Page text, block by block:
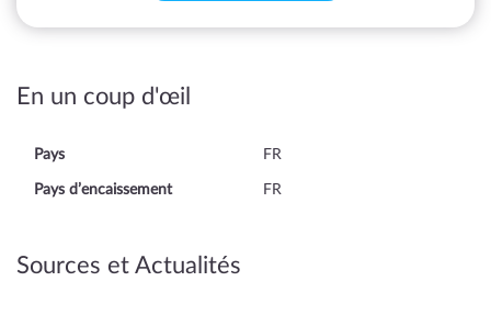
En un coup d'œil
Pays FR
Pays d’encaissement FR
Sources et Actualités